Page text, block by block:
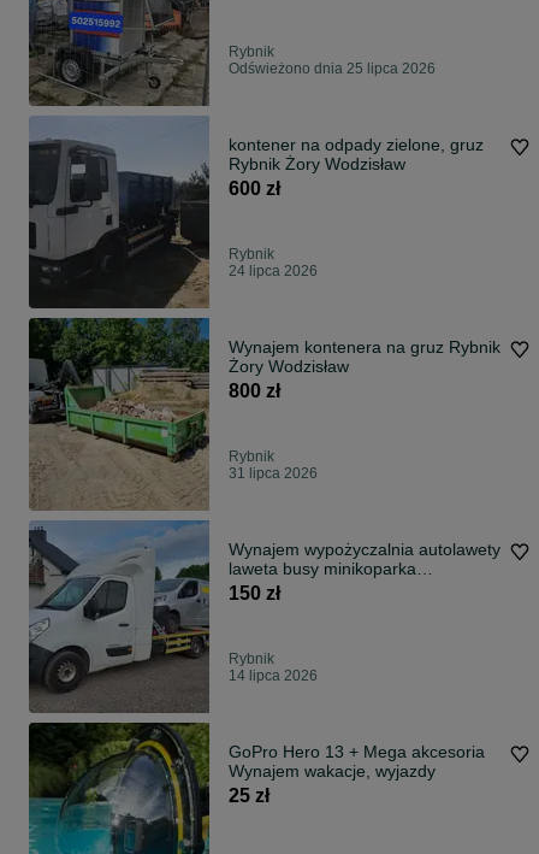
Rybnik
Odświeżono dnia 25 lipca 2026
kontener na odpady zielone, gruz
Rybnik Żory Wodzisław
600 zł
Rybnik
24 lipca 2026
Wynajem kontenera na gruz Rybnik
Żory Wodzisław
800 zł
Rybnik
31 lipca 2026
Wynajem wypożyczalnia autolawety
laweta busy minikoparka
dostawcze
150 zł
Rybnik
14 lipca 2026
GoPro Hero 13 + Mega akcesoria
Wynajem wakacje, wyjazdy
25 zł